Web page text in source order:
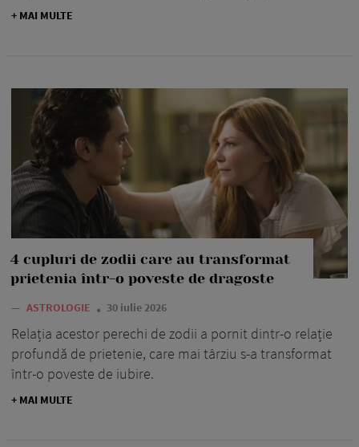
+ MAI MULTE
4 cupluri de zodii care au transformat
prietenia într-o poveste de dragoste
— ASTROLOGIE 30 iulie 2026
Relația acestor perechi de zodii a pornit dintr-o relație
profundă de prietenie, care mai târziu s-a transformat
într-o poveste de iubire.
+ MAI MULTE